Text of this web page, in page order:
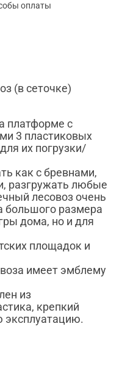
оплаты
(в сеточке)
платформе с
3 пластиковых
их погрузки/
как с бревнами,
разгружать любые
лесовоз очень
большого размера
дома, но и для
площадок и
имеет эмблему
из
крепкий
эксплуатацию.